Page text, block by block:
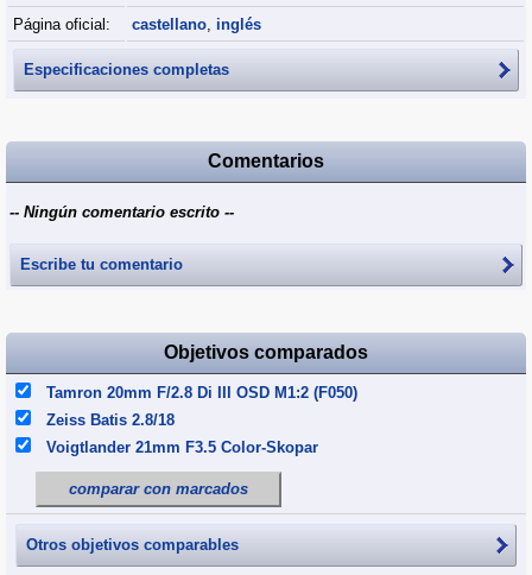
Página oficial:
castellano, inglés
Especificaciones completas
Comentarios
-- Ningún comentario escrito --
Escribe tu comentario
Objetivos comparados
Tamron 20mm F/2.8 Di III OSD M1:2 (F050)
Zeiss Batis 2.8/18
Voigtlander 21mm F3.5 Color-Skopar
comparar con marcados
Otros objetivos comparables